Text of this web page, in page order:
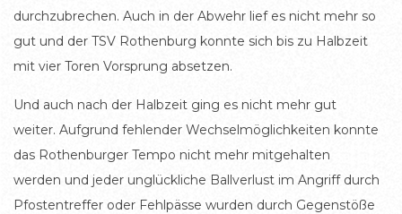
durchzubrechen. Auch in der Abwehr lief es nicht mehr so
gut und der TSV Rothenburg konnte sich bis zu Halbzeit
mit vier Toren Vorsprung absetzen.
Und auch nach der Halbzeit ging es nicht mehr gut
weiter. Aufgrund fehlender Wechselmöglichkeiten konnte
das Rothenburger Tempo nicht mehr mitgehalten
werden und jeder unglückliche Ballverlust im Angriff durch
Pfostentreffer oder Fehlpässe wurden durch Gegenstöße